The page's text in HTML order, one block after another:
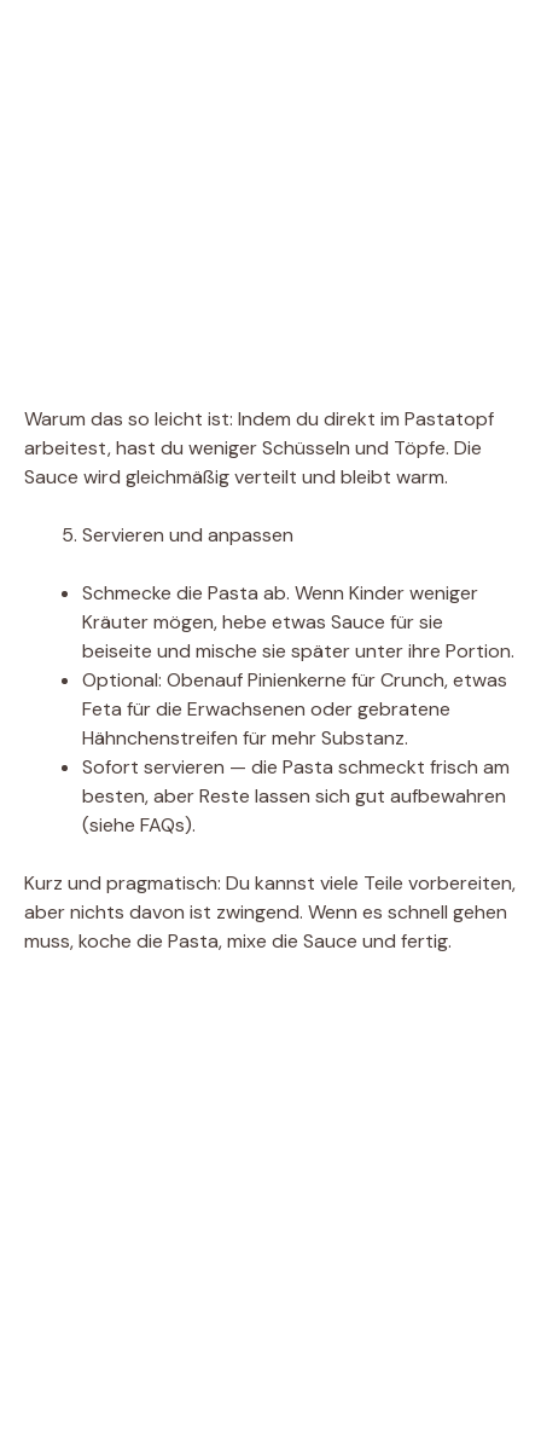
Warum das so leicht ist: Indem du direkt im Pastatopf
arbeitest, hast du weniger Schüsseln und Töpfe. Die
Sauce wird gleichmäßig verteilt und bleibt warm.
Servieren und anpassen
Schmecke die Pasta ab. Wenn Kinder weniger
Kräuter mögen, hebe etwas Sauce für sie
beiseite und mische sie später unter ihre Portion.
Optional: Obenauf Pinienkerne für Crunch, etwas
Feta für die Erwachsenen oder gebratene
Hähnchenstreifen für mehr Substanz.
Sofort servieren — die Pasta schmeckt frisch am
besten, aber Reste lassen sich gut aufbewahren
(siehe FAQs).
Kurz und pragmatisch: Du kannst viele Teile vorbereiten,
aber nichts davon ist zwingend. Wenn es schnell gehen
muss, koche die Pasta, mixe die Sauce und fertig.